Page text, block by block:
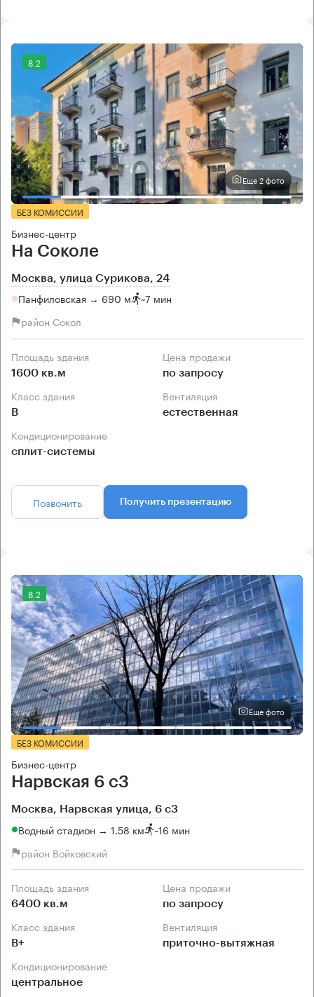
8.2
Еще 2 фото
БЕЗ КОМИССИИ
Бизнес-центр
На Соколе
Москва, улица Сурикова, 24
Панфиловская → 690 м ~7 мин
район Сокол
Площадь здания
1600 кв.м
Цена продажи
по запросу
Класс здания
B
Вентиляция
естественная
Кондиционирование
сплит-системы
Позвонить Получить презентацию
8.2
Еще фото
БЕЗ КОМИССИИ
Бизнес-центр
Нарвская 6 с3
Москва, Нарвская улица, 6 с3
Водный стадион → 1.58 км ~16 мин
район Войковский
Площадь здания
6400 кв.м
Цена продажи
по запросу
Класс здания
B+
Вентиляция
приточно-вытяжная
Кондиционирование
центральное